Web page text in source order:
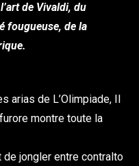
de Vivaldi, du
fougueuse, de la
arias de L’Olimpiade, Il
montre toute la
de jongler entre contralto